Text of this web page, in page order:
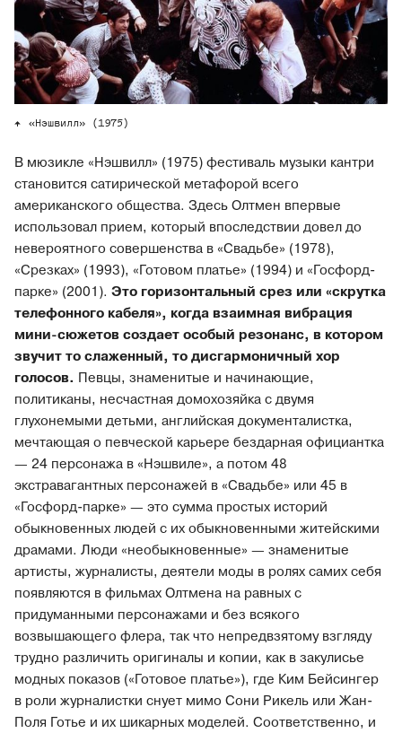
«Нэшвилл» (1975)
В мюзикле «Нэшвилл» (1975) фестиваль музыки кантри
становится сатирической метафорой всего
американского общества. Здесь Олтмен впервые
использовал прием, который впоследствии довел до
невероятного совершенства в «Свадьбе» (1978),
«Срезках» (1993), «Готовом платье» (1994) и «Госфорд-
парке» (2001). Это горизонтальный срез или «скрутка
телефонного кабеля», когда взаимная вибрация
мини-сюжетов создает особый резонанс, в котором
звучит то слаженный, то дисгармоничный хор
голосов. Певцы, знаменитые и начинающие,
политиканы, несчастная домохозяйка с двумя
глухонемыми детьми, английская документалистка,
мечтающая о певческой карьере бездарная официантка
— 24 персонажа в «Нэшвиле», а потом 48
экстравагантных персонажей в «Свадьбе» или 45 в
«Госфорд-парке» — это сумма простых историй
обыкновенных людей с их обыкновенными житейскими
драмами. Люди «необыкновенные» — знаменитые
артисты, журналисты, деятели моды в ролях самих себя
появляются в фильмах Олтмена на равных с
придуманными персонажами и без всякого
возвышающего флера, так что непредвзятому взгляду
трудно различить оригиналы и копии, как в закулисье
модных показов («Готовое платье»), где Ким Бейсингер
в роли журналистки снует мимо Сони Рикель или Жан-
Поля Готье и их шикарных моделей. Соответственно, и